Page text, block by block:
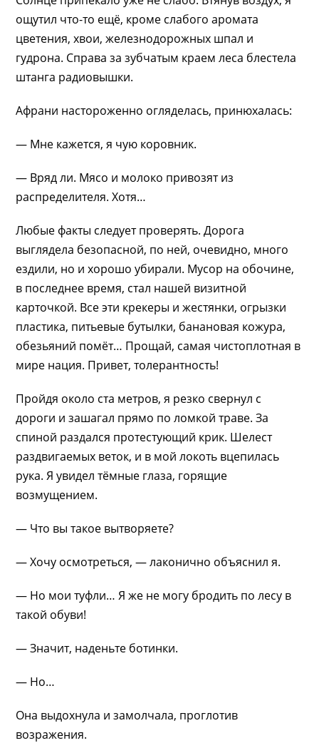
ощутил что-то ещё, кроме слабого аромата
цветения, хвои, железнодорожных шпал и
гудрона. Справа за зубчатым краем леса блестела
штанга радиовышки.
Афрани настороженно огляделась, принюхалась:
— Мне кажется, я чую коровник.
— Вряд ли. Мясо и молоко привозят из
распределителя. Хотя…
Любые факты следует проверять. Дорога
выглядела безопасной, по ней, очевидно, много
ездили, но и хорошо убирали. Мусор на обочине,
в последнее время, стал нашей визитной
карточкой. Все эти крекеры и жестянки, огрызки
пластика, питьевые бутылки, банановая кожура,
обезьяний помёт… Прощай, самая чистоплотная в
мире нация. Привет, толерантность!
Пройдя около ста метров, я резко свернул с
дороги и зашагал прямо по ломкой траве. За
спиной раздался протестующий крик. Шелест
раздвигаемых веток, и в мой локоть вцепилась
рука. Я увидел тёмные глаза, горящие
возмущением.
— Что вы такое вытворяете?
— Хочу осмотреться, — лаконично объяснил я.
— Но мои туфли… Я же не могу бродить по лесу в
такой обуви!
— Значит, наденьте ботинки.
— Но…
Она выдохнула и замолчала, проглотив
возражения.